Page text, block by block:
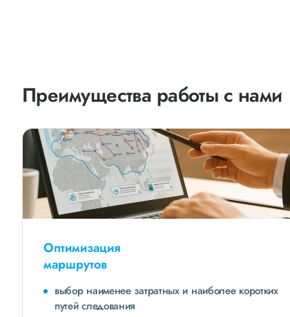
Преимущества работы с нами
Оптимизация
маршрутов
выбор наименее затратных и наиболее коротких
путей следования